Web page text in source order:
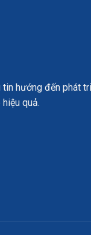
tin hướng đến phát
quả.